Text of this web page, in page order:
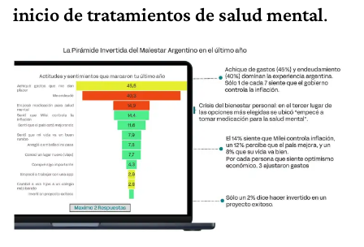
inicio de tratamientos de salud mental.